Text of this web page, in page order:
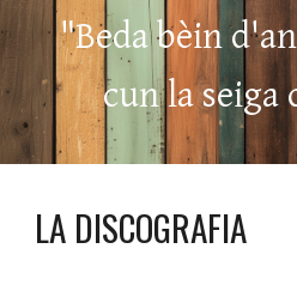
"Beda bèin
cun la seiga
LA DISCOGRAFIA